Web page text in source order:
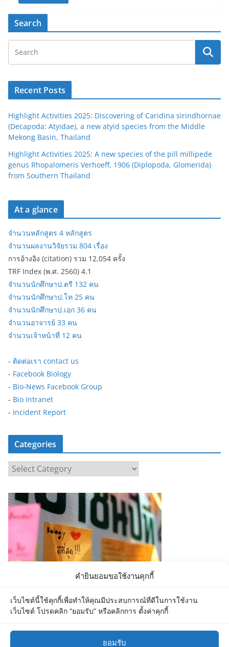
คำยินยอมขอใช้งานคุกกี้
เว็บไซต์นี้ใช้คุกกี้เพื่อทำให้คุณมีประสบการณ์ที่ดีในการใช้งาน
เว็บไซต์ โปรดคลิก “ยอมรับ” หรือคลิกการ ตั้งค่าคุกกี้
ยอมรับ
Search
Recent Posts
Highlight Activities 2025: Discovering of Caridina sirindhornae
(Decapoda: Atyidae), a new atyid species from the Middle
Mekong Basin, Thailand
Highlight Activities 2025: A new species of the pill millipede
genus Rhopalomeris Verhoeff, 1906 (Diplopoda, Glomerida)
from Southern Thailand
At a glance
จำนวนหลักสูตร 4 หลักสูตร
จำนวนผลงานวิจัยรวม 804 เรื่อง
การอ้างอิง (citation) รวม 12,054 ครั้ง
TRF Index (พ.ศ. 2560) 4.1
จำนวนนักศึกษาป.ตรี 132 คน
จำนวนนักศึกษาป.โท 25 คน
จำนวนนักศึกษาป.เอก 36 คน
จำนวนอาจารย์ 33 คน
จำนวนเจ้าหน้าที่ 12 คน
- ติดต่อเรา contact us
- Facebook Biology
- Bio-News Facebook Group
- Bio Intranet
- Incident Report
Categories
t
e
g
i